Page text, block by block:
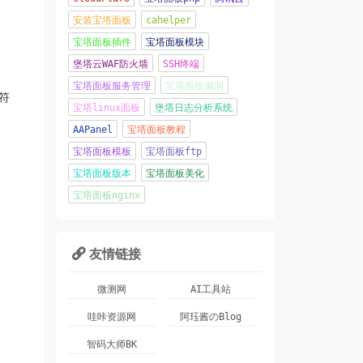
安装宝塔面板
cahelper
宝塔面板插件
宝塔面板模块
堡塔云WAF防火墙
SSH终端
宝塔面板服务管理
宝塔面板漏洞
宝塔linux面板
堡塔日志分析系统
AAPanel
宝塔面板教程
宝塔面板模板
宝塔面板ftp
宝塔面板版本
宝塔面板美化
宝塔面板nginx
 友情链接
微测网 AI工具站
哇咔资源网 阿珏酱のBlog
智码大师BK